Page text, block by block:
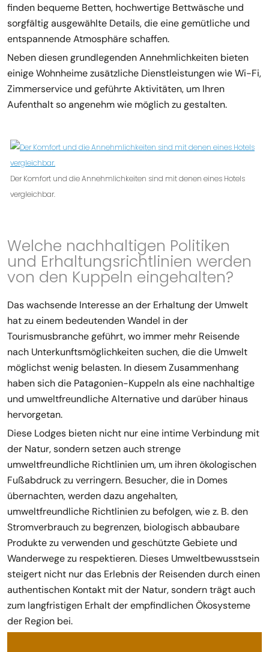
finden bequeme Betten, hochwertige Bettwäsche und
sorgfältig ausgewählte Details, die eine gemütliche und
entspannende Atmosphäre schaffen.
Neben diesen grundlegenden Annehmlichkeiten bieten
einige Wohnheime zusätzliche Dienstleistungen wie Wi-Fi,
Zimmerservice und geführte Aktivitäten, um Ihren
Aufenthalt so angenehm wie möglich zu gestalten.
Der Komfort und die Annehmlichkeiten sind mit denen eines Hotels
vergleichbar.
Welche nachhaltigen Politiken
und Erhaltungsrichtlinien werden
von den Kuppeln eingehalten?
Das wachsende Interesse an der Erhaltung der Umwelt
hat zu einem bedeutenden Wandel in der
Tourismusbranche geführt, wo immer mehr Reisende
nach Unterkunftsmöglichkeiten suchen, die die Umwelt
möglichst wenig belasten. In diesem Zusammenhang
haben sich die Patagonien-Kuppeln als eine nachhaltige
und umweltfreundliche Alternative und darüber hinaus
hervorgetan.
Diese Lodges bieten nicht nur eine intime Verbindung mit
der Natur, sondern setzen auch strenge
umweltfreundliche Richtlinien um, um ihren ökologischen
Fußabdruck zu verringern. Besucher, die in Domes
übernachten, werden dazu angehalten,
umweltfreundliche Richtlinien zu befolgen, wie z. B. den
Stromverbrauch zu begrenzen, biologisch abbaubare
Produkte zu verwenden und geschützte Gebiete und
Wanderwege zu respektieren. Dieses Umweltbewusstsein
steigert nicht nur das Erlebnis der Reisenden durch einen
authentischen Kontakt mit der Natur, sondern trägt auch
zum langfristigen Erhalt der empfindlichen Ökosysteme
der Region bei.